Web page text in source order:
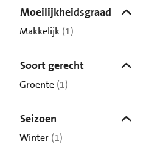
Moeilijkheidsgraad
Makkelijk (1)
Soort gerecht
Groente (1)
Seizoen
Winter (1)